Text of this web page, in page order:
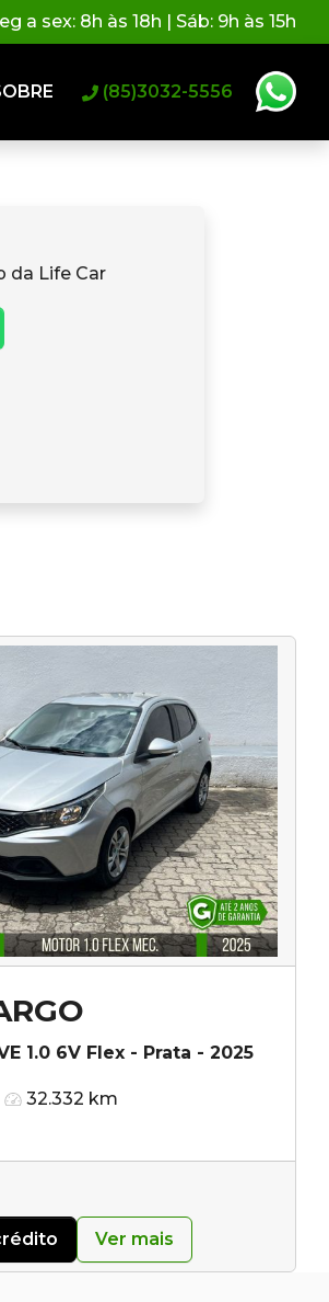
a sex: 8h às 18h | Sáb: 9h às 15h
(85)3032-5556
da Life Car
1.0 6V Flex - Prata - 2025
32.332 km
Ver mais